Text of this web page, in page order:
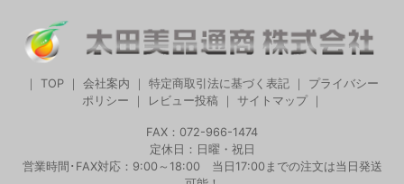
TOP 会社案内 特定商取引法に基づく表記
プライバシー
ポリシー
レビュー投稿｜ サイトマップ｜
FAX：072-966-1474
定休日：日曜・祝日
営業時間･FAX対応：9:00～18:00 当日17:00までの注文は当日発送